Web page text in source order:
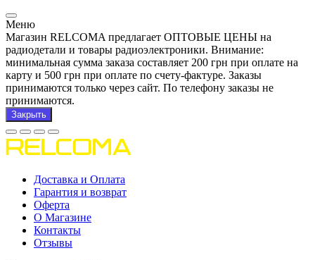
Меню
Магазин RELCOMA предлагает ОПТОВЫЕ ЦЕНЫ на
радиодетали и товары радиоэлектроники. Внимание:
минимальная сумма заказа составляет 200 грн при оплате на
карту и 500 грн при оплате по счету-фактуре. Заказы
принимаются только через сайт. По телефону заказы не
принимаются.
Закрыть
Доставка и Оплата
Гарантия и возврат
Оферта
О Магазине
Контакты
Отзывы